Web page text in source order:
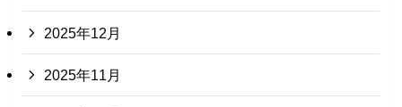
2025年12月
2025年11月